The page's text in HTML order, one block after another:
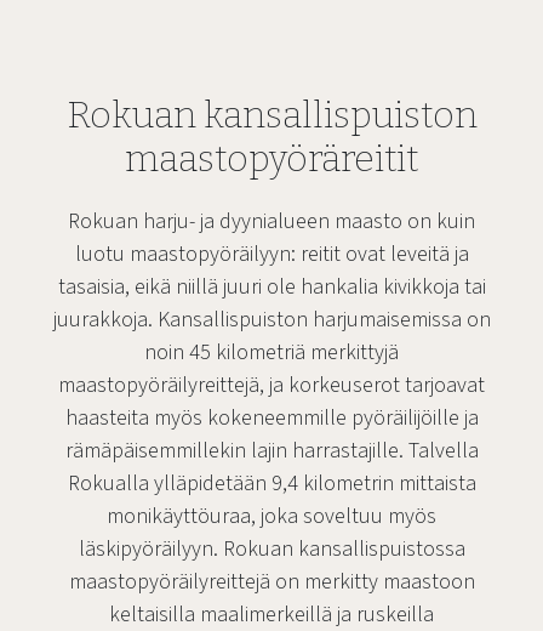
Rokuan kansallispuiston
maastopyöräreitit
Rokuan harju- ja dyynialueen maasto on kuin
luotu maastopyöräilyyn: reitit ovat leveitä ja
tasaisia, eikä niillä juuri ole hankalia kivikkoja tai
juurakkoja. Kansallispuiston harjumaisemissa on
noin 45 kilometriä merkittyjä
maastopyöräilyreittejä, ja korkeuserot tarjoavat
haasteita myös kokeneemmille pyöräilijöille ja
rämäpäisemmillekin lajin harrastajille. Talvella
Rokualla ylläpidetään 9,4 kilometrin mittaista
monikäyttöuraa, joka soveltuu myös
läskipyöräilyyn. Rokuan kansallispuistossa
maastopyöräilyreittejä on merkitty maastoon
keltaisilla maalimerkeillä ja ruskeilla